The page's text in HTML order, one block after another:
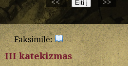
Faksimilė:
III katekizmas